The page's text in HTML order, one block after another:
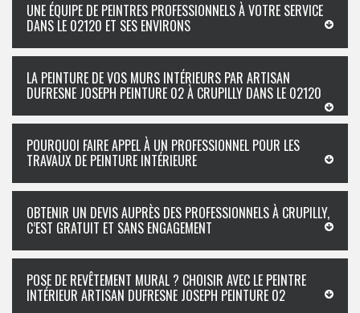
UNE ÉQUIPE DE PEINTRES PROFESSIONNELS À VOTRE SERVICE
DANS LE 02120 ET SES ENVIRONS
LA PEINTURE DE VOS MURS INTÉRIEURS PAR ARTISAN
DUFRESNE JOSEPH PEINTURE 02 À CRUPILLY DANS LE 02120
POURQUOI FAIRE APPEL À UN PROFESSIONNEL POUR LES
TRAVAUX DE PEINTURE INTÉRIEURE
OBTENIR UN DEVIS AUPRÈS DES PROFESSIONNELS À CRUPILLY,
C’EST GRATUIT ET SANS ENGAGEMENT
POSE DE REVÊTEMENT MURAL ? CHOISIR AVEC LE PEINTRE
INTÉRIEUR ARTISAN DUFRESNE JOSEPH PEINTURE 02